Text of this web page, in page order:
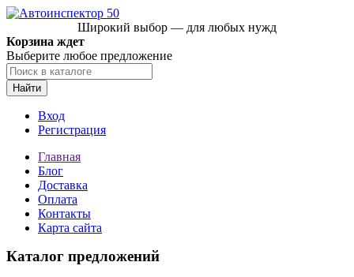
Широкий выбор — для любых нужд
Корзина ждет
Выберите любое предложение
Найти
Вход
Регистрация
Главная
Блог
Доставка
Оплата
Контакты
Карта сайта
Каталог предложений